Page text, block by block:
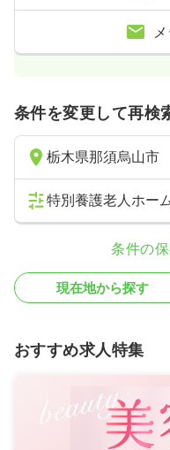
条件を変更して再検
栃木県那須烏山市
特別養護老人ホー
条件の
現在地から探す
おすすめ求人特集